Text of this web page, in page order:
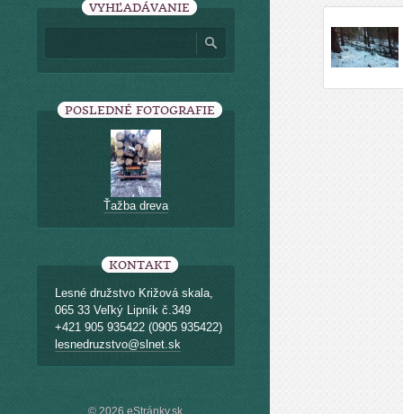
VYHĽADÁVANIE
POSLEDNÉ FOTOGRAFIE
Ťažba dreva
KONTAKT
Lesné družstvo Križová skala,
065 33 Veľký Lipník č.349
+421 905 935422 (0905 935422)
lesnedruzstvo@slnet.sk
© 2026 eStránky.sk